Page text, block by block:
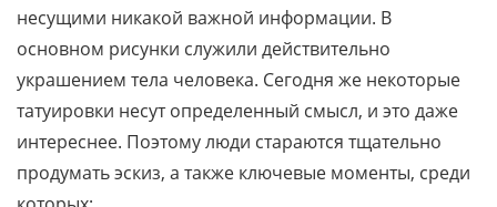
несущими никакой важной информации. В
основном рисунки служили действительно
украшением тела человека. Сегодня же некоторые
татуировки несут определенный смысл, и это даже
интереснее. Поэтому люди стараются тщательно
продумать эскиз, а также ключевые моменты, среди